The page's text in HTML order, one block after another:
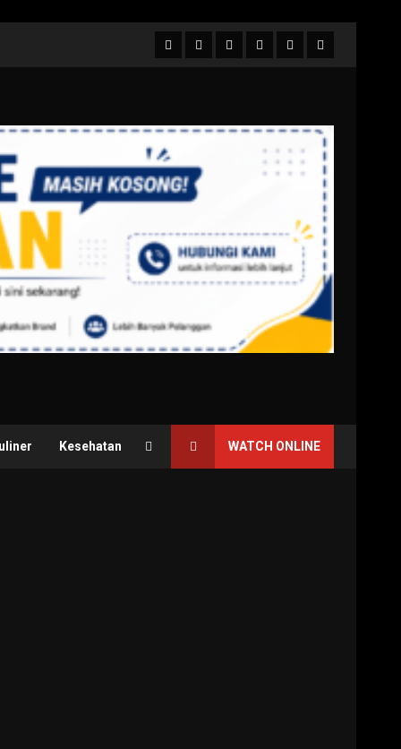
Facebook
TwitterLinkedin
VK YoutubeInstagram
Kesehatan WATCH ONLINE